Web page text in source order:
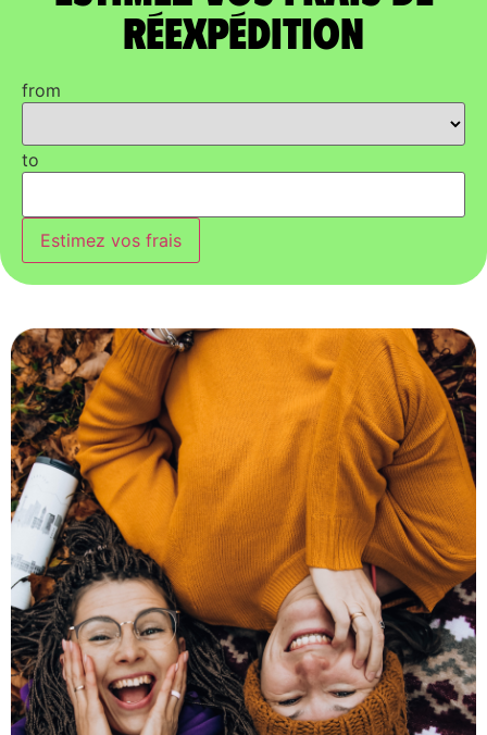
réexpédition
from
to
Estimez vos frais